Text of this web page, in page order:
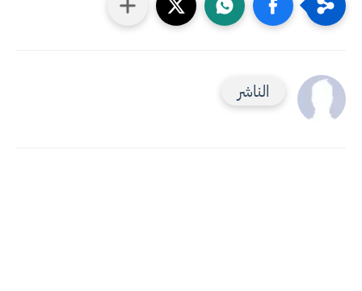
الناشر